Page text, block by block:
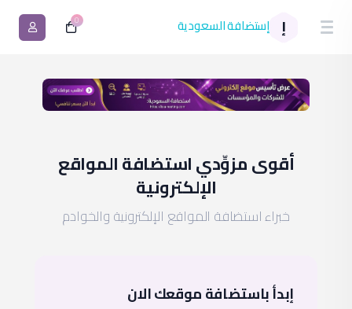
إ إستضافة السعودية 0
أقوى مزوِّدي استضافة المواقع
الإلكترونية
خبراء استضافة المواقع الإلكترونية والخوادم
إبدأ باستضافة موقعك الان